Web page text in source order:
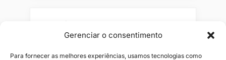
Gerenciar o consentimento
Para fornecer as melhores experiências, usamos tecnologias como
Pesquisar